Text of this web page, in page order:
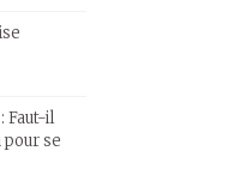
Faut-il
se